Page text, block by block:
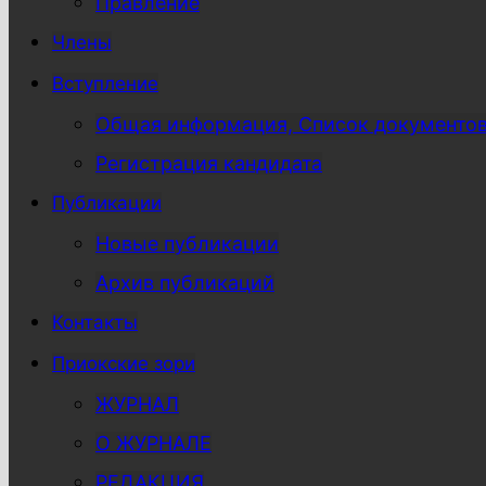
Члены
Вступление
Общая информация, Список
Регистрация кандидата
Публикации
Новые публикации
Архив публикаций
Контакты
Приокские зори
ЖУРНАЛ
О ЖУРНАЛЕ